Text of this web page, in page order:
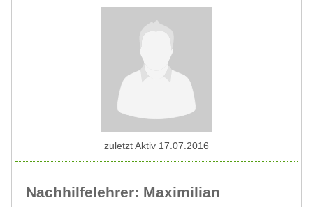
Nachhilfelehrer: Maximilian
zuletzt Aktiv 17.07.2016